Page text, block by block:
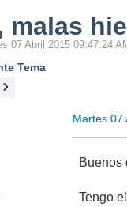
malas
07 Abril 2015 09:47:24
Tema
Martes 07
Buenos
Tengo